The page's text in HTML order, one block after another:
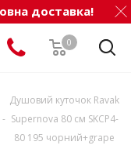
доставка!
0
-
Душовий куточок Ravak
Supernova 80 см SKCP4-
80 195 чорний+grape